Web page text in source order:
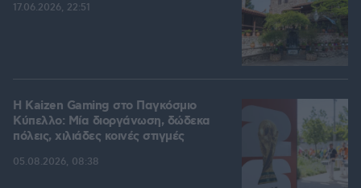
17.06.2026, 22:51
H Kaizen Gaming στο Παγκόσμιο
Kύπελλο: Μία διοργάνωση, δώδεκα
πόλεις, χιλιάδες κοινές στιγμές
05.08.2026, 08:38